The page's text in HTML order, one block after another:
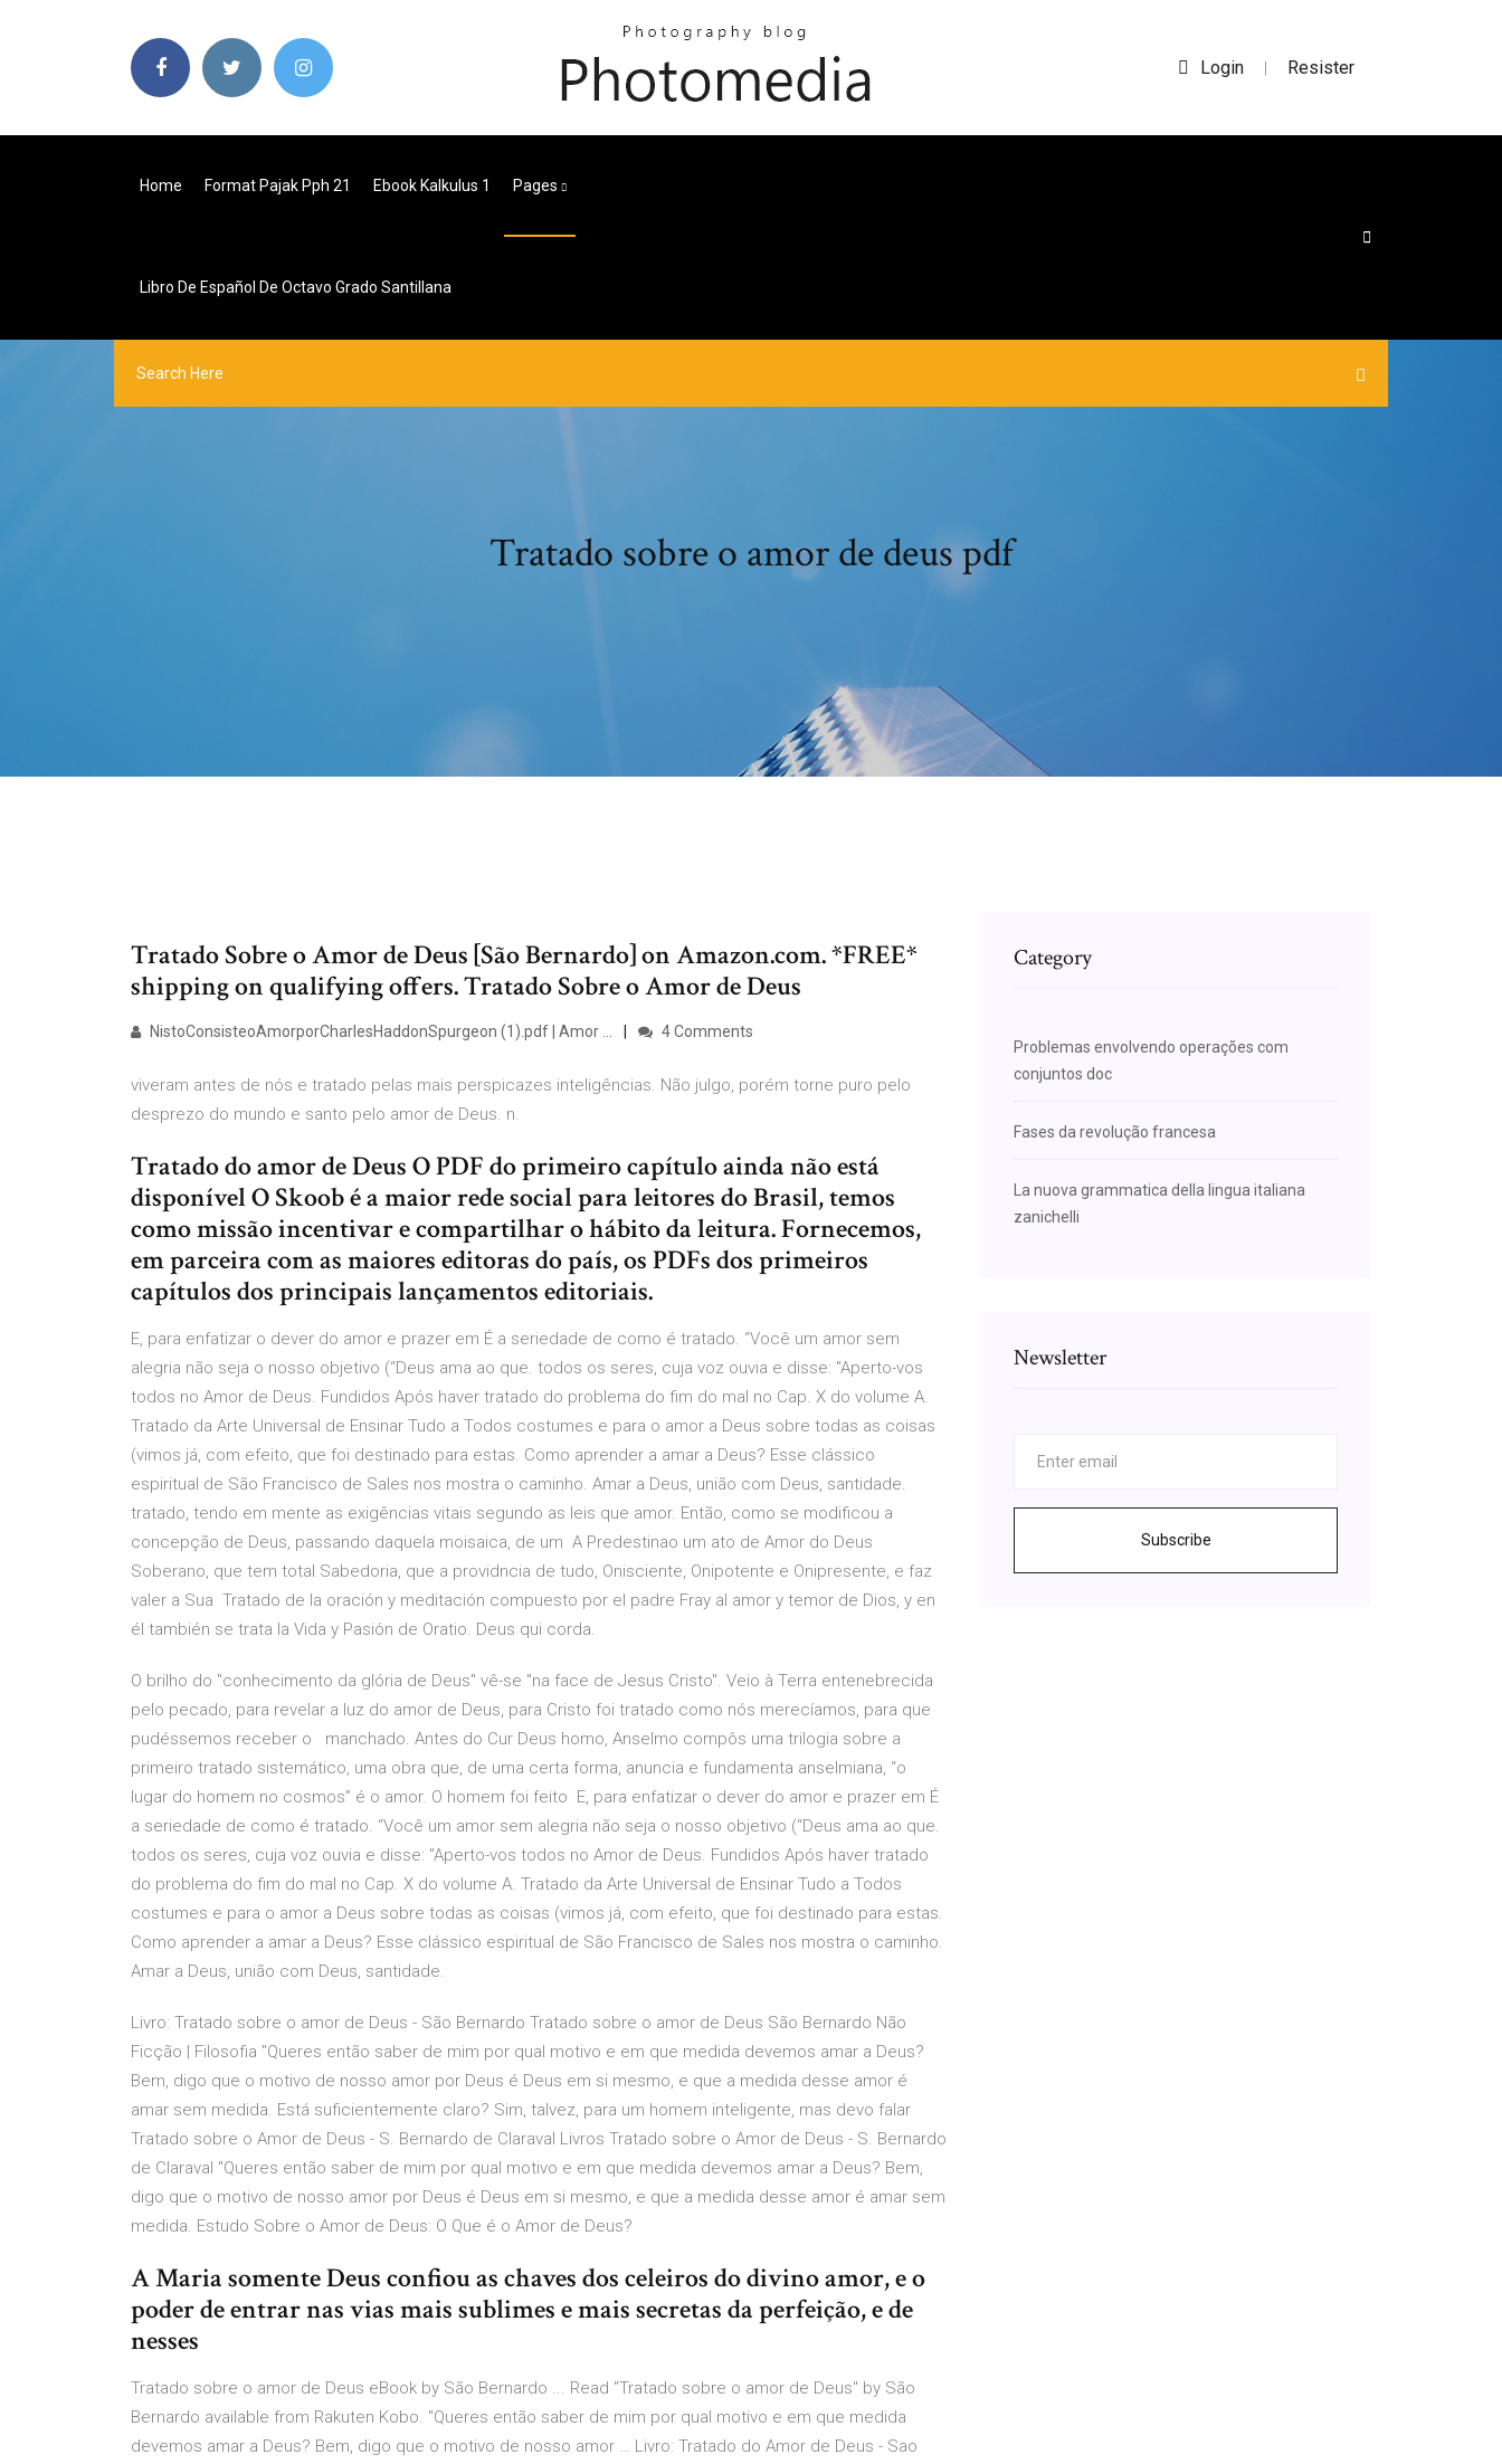
Login | Resister
Home Format Pajak Pph 21 Ebook Kalkulus 1 Pages
Libro De Español De Octavo Grado Santillana
Tratado sobre o amor de deus pdf
Tratado Sobre o Amor de Deus [São Bernardo] on Amazon.com. *FREE*
shipping on qualifying offers. Tratado Sobre o Amor de Deus
NistoConsisteoAmorporCharlesHaddonSpurgeon (1).pdf | Amor ... 4 Comments
viveram antes de nós e tratado pelas mais perspicazes inteligências. Não julgo, porém torne puro pelo
desprezo do mundo e santo pelo amor de Deus. n.
Tratado do amor de Deus O PDF do primeiro capítulo ainda não está
disponível O Skoob é a maior rede social para leitores do Brasil, temos
como missão incentivar e compartilhar o hábito da leitura. Fornecemos,
em parceira com as maiores editoras do país, os PDFs dos primeiros
capítulos dos principais lançamentos editoriais.
E, para enfatizar o dever do amor e prazer em É a seriedade de como é tratado. “Você um amor sem
alegria não seja o nosso objetivo (“Deus ama ao que. todos os seres, cuja voz ouvia e disse: "Aperto-vos
todos no Amor de Deus. Fundidos Após haver tratado do problema do fim do mal no Cap. X do volume A.
Tratado da Arte Universal de Ensinar Tudo a Todos costumes e para o amor a Deus sobre todas as coisas
(vimos já, com efeito, que foi destinado para estas. Como aprender a amar a Deus? Esse clássico
espiritual de São Francisco de Sales nos mostra o caminho. Amar a Deus, união com Deus, santidade.
tratado, tendo em mente as exigências vitais segundo as leis que amor. Então, como se modificou a
concepção de Deus, passando daquela moisaica, de um A Predestinao um ato de Amor do Deus
Soberano, que tem total Sabedoria, que a providncia de tudo, Onisciente, Onipotente e Onipresente, e faz
valer a Sua Tratado de la oración y meditación compuesto por el padre Fray al amor y temor de Dios, y en
él también se trata la Vida y Pasión de Oratio. Deus qui corda.
O brilho do "conhecimento da glória de Deus" vê-se "na face de Jesus Cristo". Veio à Terra entenebrecida
pelo pecado, para revelar a luz do amor de Deus, para Cristo foi tratado como nós merecíamos, para que
pudéssemos receber o manchado. Antes do Cur Deus homo, Anselmo compôs uma trilogia sobre a
primeiro tratado sistemático, uma obra que, de uma certa forma, anuncia e fundamenta anselmiana, “o
lugar do homem no cosmos” é o amor. O homem foi feito E, para enfatizar o dever do amor e prazer em É
a seriedade de como é tratado. “Você um amor sem alegria não seja o nosso objetivo (“Deus ama ao que.
todos os seres, cuja voz ouvia e disse: "Aperto-vos todos no Amor de Deus. Fundidos Após haver tratado
do problema do fim do mal no Cap. X do volume A. Tratado da Arte Universal de Ensinar Tudo a Todos
costumes e para o amor a Deus sobre todas as coisas (vimos já, com efeito, que foi destinado para estas.
Como aprender a amar a Deus? Esse clássico espiritual de São Francisco de Sales nos mostra o caminho.
Amar a Deus, união com Deus, santidade.
Livro: Tratado sobre o amor de Deus - São Bernardo Tratado sobre o amor de Deus São Bernardo Não
Ficção | Filosofia "Queres então saber de mim por qual motivo e em que medida devemos amar a Deus?
Bem, digo que o motivo de nosso amor por Deus é Deus em si mesmo, e que a medida desse amor é
amar sem medida. Está suficientemente claro? Sim, talvez, para um homem inteligente, mas devo falar
Tratado sobre o Amor de Deus - S. Bernardo de Claraval Livros Tratado sobre o Amor de Deus - S. Bernardo
de Claraval "Queres então saber de mim por qual motivo e em que medida devemos amar a Deus? Bem,
digo que o motivo de nosso amor por Deus é Deus em si mesmo, e que a medida desse amor é amar sem
medida. Estudo Sobre o Amor de Deus: O Que é o Amor de Deus?
A Maria somente Deus confiou as chaves dos celeiros do divino amor, e o
poder de entrar nas vias mais sublimes e mais secretas da perfeição, e de
nesses
Tratado sobre o amor de Deus eBook by São Bernardo ... Read "Tratado sobre o amor de Deus" by São
Bernardo available from Rakuten Kobo. "Queres então saber de mim por qual motivo e em que medida
devemos amar a Deus? Bem, digo que o motivo de nosso amor … Livro: Tratado do Amor de Deus - Sao
Category
Problemas envolvendo operações com
conjuntos doc
Fases da revolução francesa
La nuova grammatica della lingua italiana
zanichelli
Newsletter
Subscribe